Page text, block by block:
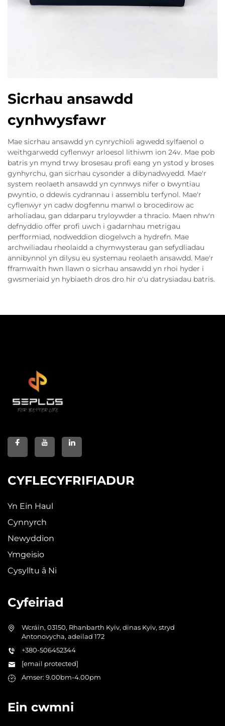
Sicrhau ansawdd
cynhwysfawr
Mae sicrhau ansawdd yn cynrychioli agwedd sylfaenol o
weithgarwedd cyflenwyr arloesol lithiwm ion 24v. Mae pob
batris yn mynd trwy brosesau profi eang yn ystod y broses
gynhyrchu, gan sicrhau cysonder a dibynadwyedd. Mae'r
system reolaeth ansawdd yn cynnwys nifer o bwyntiau
pwyntio, o ddewis cydrannau i assemblu terfynol. Mae'r
cyflenwyr yn cadw dogfennu manwl o brocedirow ac
arholiadau, gan ddarparu tryloywder a thracio. Maen nhw'n
defnyddio offer profi uwch i gadarnhau metrigau
perfformiad, nodweddion diogelwch a hydrefn. Mae
archwiliadau rheolaidd a chymwysterau gan sefydliadau
annibynnol yn dilysu eu systemau reolaeth ansawdd. Mae'r
fframwaith hwn llawn o sicrhau ansawdd yn rhoi hyder i
gwsmeriaid yn hybiaeth dros dro hir o'u datrysiadau batris.
CYFLECYFRIFIADUR
Yn Ein Haul
Cynnyrch
Newyddion
Ymgeisio
Cysylltu â Ni
Cyfeiriad
Wcráin, 03150, Rhanbarth Kyiv, dinas Kyiv, stryd
Antonovycha, adeilad 172
+380-506452344
[email protected]
Amser: 9.00bm-4.00pm
Ein cwmni